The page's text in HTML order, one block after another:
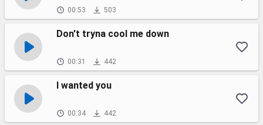
00:53 503
Don't tryna cool me down
00:31 442
I wanted you
00:34 442